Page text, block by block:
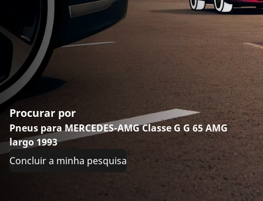
Procurar por
Pneus para MERCEDES-AMG Classe G G 65 AMG
largo 1993
Concluir a minha pesquisa